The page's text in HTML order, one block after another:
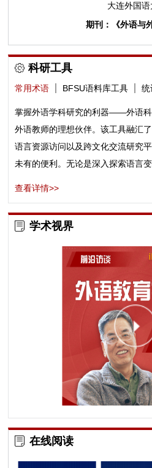
大连外国
期刊：《外语与
科研工具
常用术语 BFSU语料库工具 统
掌握外语学科研究的利器——外语
外语教师的理想伙伴。该工具融汇
语言资源访问以及跨文化交流研究
未有的便利。无论是深入探索语言
究潜力，让外语学科研究更加精准
语科研工具，开启您的外语学科研究
查看详情>>
学术视界
在线阅读